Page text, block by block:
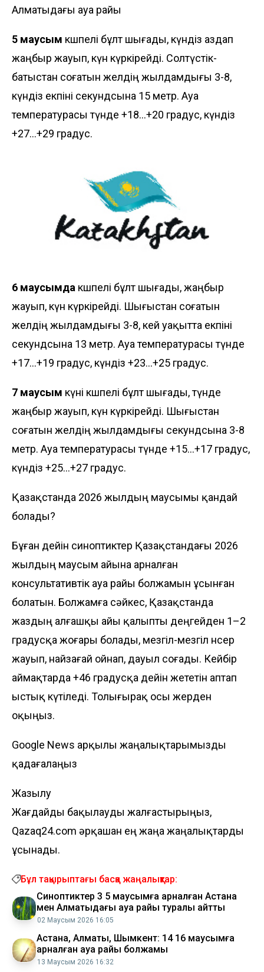
Алматыдағы ауа райы
5 маусым көшпелі бұлт шығады, күндіз аздап
жаңбыр жауып, күн күркірейді. Солтүстік-
батыстан соғатын желдің жылдамдығы 3-8,
күндіз екпіні секундсына 15 метр. Ауа
температурасы түнде +18...+20 градус, күндіз
+27...+29 градус.
6 маусымда көшпелі бұлт шығады, жаңбыр
жауып, күн күркірейді. Шығыстан соғатын
желдің жылдамдығы 3-8, кей уақытта екпіні
секундсына 13 метр. Ауа температурасы түнде
+17...+19 градус, күндіз +23...+25 градус.
7 маусым күні көшпелі бұлт шығады, түнде
жаңбыр жауып, күн күркірейді. Шығыстан
соғатын желдің жылдамдығы секундсына 3-8
метр. Ауа температурасы түнде +15...+17 градус,
күндіз +25...+27 градус.
Қазақстанда 2026 жылдың маусымы қандай
болады?
Бұған дейін синоптиктер Қазақстандағы 2026
жылдың маусым айына арналған
консультативтік ауа райы болжамын ұсынған
болатын. Болжамға сәйкес, Қазақстанда
жаздың алғашқы айы қалыпты деңгейден 1–2
градусқа жоғары болады, мезгіл-мезгіл нөсер
жауып, найзағай ойнап, дауыл соғады. Кейбір
аймақтарда +46 градусқа дейін жететін аптап
ыстық күтіледі. Толығырақ осы жерден
оқыңыз.
Google News арқылы жаңалықтарымызды
қадағалаңыз
Жазылу
Жағдайды бақылауды жалғастырыңыз,
Qazaq24.com әрқашан ең жаңа жаңалықтарды
ұсынады.
Бұл тақырыптағы басқа жаңалықтар:
Синоптиктер 3 5 маусымға арналған Астана
мен Алматыдағы ауа райы туралы айтты
02 Маусым 2026 16:05
Астана, Алматы, Шымкент: 14 16 маусымға
арналған ауа райы болжамы
13 Маусым 2026 16:32